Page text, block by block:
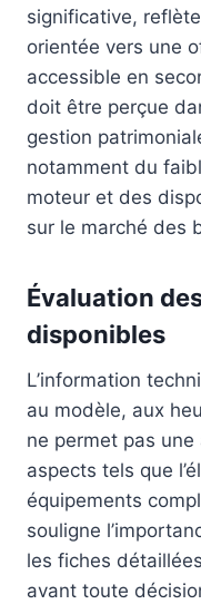
significative,
orientée vers une
accessible en
doit être perçue
gestion
notamment du
moteur et des
sur le marché des
Évaluation
disponibles
L’information
au modèle, aux
ne permet pas
aspects tels que
équipements
souligne
les fiches
avant toute